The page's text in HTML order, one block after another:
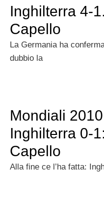
Inghilterra 4-
Capello
La Germania ha
dubbio la
Mondiali
Inghilterra 0-
Capello
Alla fine ce l’ha fatta: